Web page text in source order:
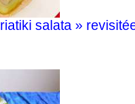
salata »